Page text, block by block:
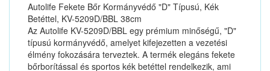
Autolife Fekete Bőr Kormányvédő "D" Típusú, Kék
Betéttel, KV-5209D/BBL 38cm
Az Autolife KV-5209D/BBL egy prémium minőségű, "D"
típusú kormányvédő, amelyet kifejezetten a vezetési
élmény fokozására terveztek. A termék elegáns fekete
bőrborítással és sportos kék betéttel rendelkezik, ami